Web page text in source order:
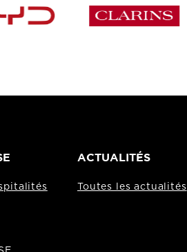
ACTUALITÉS
Toutes les actualités